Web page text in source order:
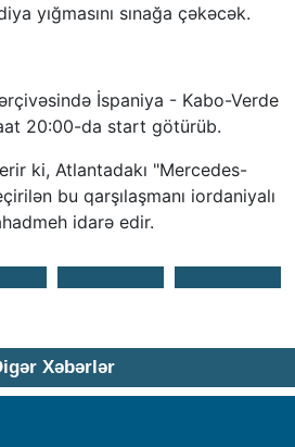
yığmasını sınağa çəkəcək.
İspaniya - Kabo-Verde
20:00-da start götürüb.
ki, Atlantadakı "Mercedes-
bu qarşılaşmanı iordaniyalı
idarə edir.
Xəbərlər